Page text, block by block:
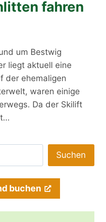
fahren
um Bestwig
liegt aktuell eine
der ehemaligen
waren einige
Da der Skilift
Suchen
buchen